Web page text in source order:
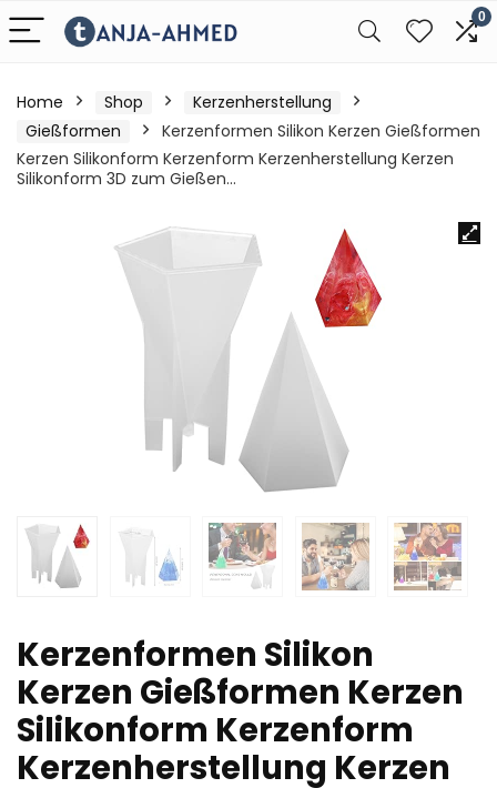
0
Home Shop
Kerzenherstellung
Gießformen
Kerzenformen Silikon Kerzen Gießformen
Kerzen Silikonform Kerzenform Kerzenherstellung Kerzen
Silikonform 3D zum Gießen…
Kerzenformen Silikon
Kerzen Gießformen Kerzen
Silikonform Kerzenform
Kerzenherstellung Kerzen